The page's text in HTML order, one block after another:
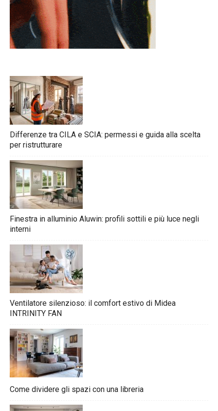
Differenze tra CILA e SCIA: permessi e guida alla scelta
per ristrutturare
Finestra in alluminio Aluwin: profili sottili e più luce negli
interni
Ventilatore silenzioso: il comfort estivo di Midea
INTRINITY FAN
Come dividere gli spazi con una libreria